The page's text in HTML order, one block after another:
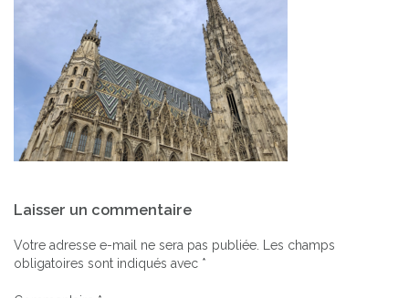
de
l’article
Laisser un commentaire
Votre adresse e-mail ne sera pas publiée. Les champs
obligatoires sont indiqués avec *